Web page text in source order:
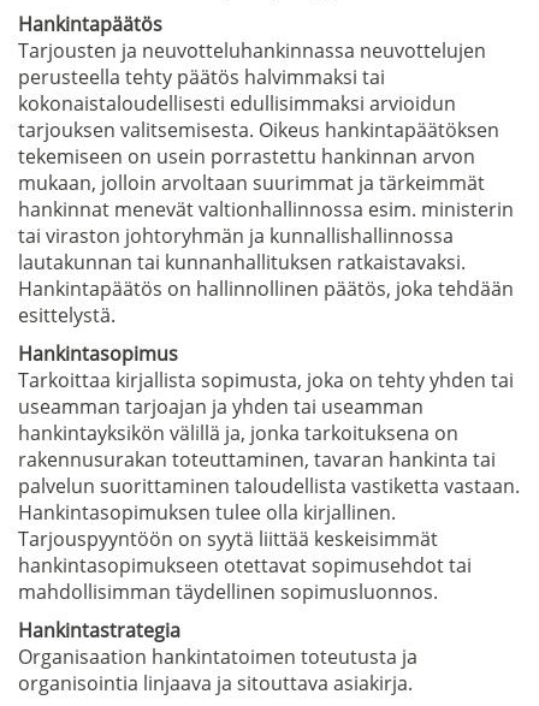
Hankintapäätös
Tarjousten ja neuvotteluhankinnassa neuvottelujen
perusteella tehty päätös halvimmaksi tai
kokonaistaloudellisesti edullisimmaksi arvioidun
tarjouksen valitsemisesta. Oikeus hankintapäätöksen
tekemiseen on usein porrastettu hankinnan arvon
mukaan, jolloin arvoltaan suurimmat ja tärkeimmät
hankinnat menevät valtionhallinnossa esim. ministerin
tai viraston johtoryhmän ja kunnallishallinnossa
lautakunnan tai kunnanhallituksen ratkaistavaksi.
Hankintapäätös on hallinnollinen päätös, joka tehdään
esittelystä.
Hankintasopimus
Tarkoittaa kirjallista sopimusta, joka on tehty yhden tai
useamman tarjoajan ja yhden tai useamman
hankintayksikön välillä ja, jonka tarkoituksena on
rakennusurakan toteuttaminen, tavaran hankinta tai
palvelun suorittaminen taloudellista vastiketta vastaan.
Hankintasopimuksen tulee olla kirjallinen.
Tarjouspyyntöön on syytä liittää keskeisimmät
hankintasopimukseen otettavat sopimusehdot tai
mahdollisimman täydellinen sopimusluonnos.
Hankintastrategia
Organisaation hankintatoimen toteutusta ja
organisointia linjaava ja sitouttava asiakirja.